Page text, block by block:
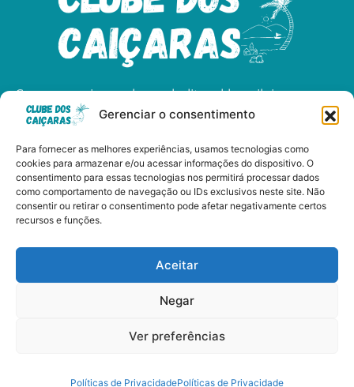
Gerenciar o consentimento
Para fornecer as melhores experiências, usamos tecnologias como
cookies para armazenar e/ou acessar informações do dispositivo. O
consentimento para essas tecnologias nos permitirá processar dados
como comportamento de navegação ou IDs exclusivos neste site. Não
consentir ou retirar o consentimento pode afetar negativamente certos
recursos e funções.
Aceitar
Negar
Ver preferências
Políticas de PrivacidadePolíticas de Privacidade
Somos apaixonados pelo litoral brasileiro e
dedicados a compartilhar as maravilhas das
nossas praias, cultura, e gastronomia.
Clube dos Caiçaras - Copyright © 2024 Todos os Direitos
Termos de Uso
Quem somos?